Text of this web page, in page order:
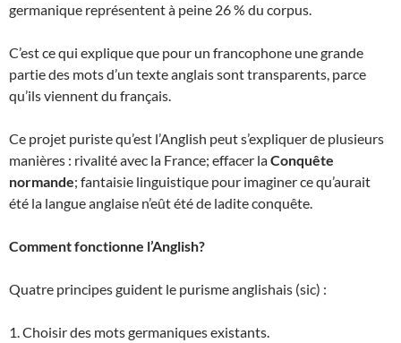
germanique représentent à peine 26 % du corpus.
C’est ce qui explique que pour un francophone une grande
partie des mots d’un texte anglais sont transparents, parce
qu’ils viennent du français.
Ce projet puriste qu’est l’Anglish peut s’expliquer de plusieurs
manières : rivalité avec la France; effacer laConquête
normande; fantaisie linguistique pour imaginer ce qu’aurait
été la langue anglaise n’eût été de ladite conquête.
Comment fonctionne l’Anglish?
Quatre principes guident le purisme anglishais (sic) :
1. Choisir des mots germaniques existants.